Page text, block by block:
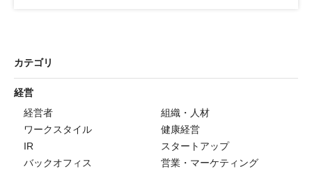
カテゴリ
経営
経営者
組織・人材
ワークスタイル
健康経営
IR
スタートアップ
バックオフィス
営業・マーケティング